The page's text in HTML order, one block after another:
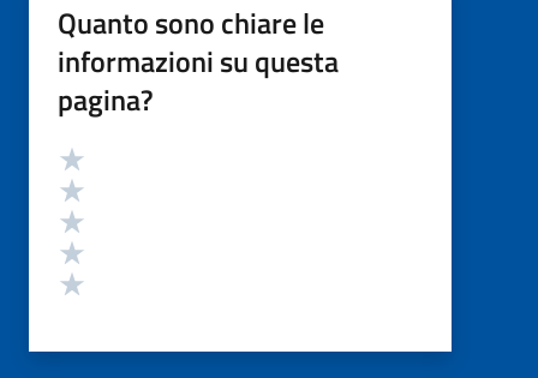
Quanto sono chiare le
informazioni su questa
pagina?
Valutazione